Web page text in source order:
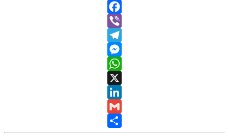
Facebook
Viber
Telegram
Messenger
WhatsApp
X
LinkedIn
Gmail
Share